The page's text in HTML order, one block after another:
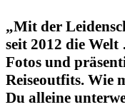
„Mit der
seit 2012 die
Fotos und
Reiseoutfits. Wie
Du alleine